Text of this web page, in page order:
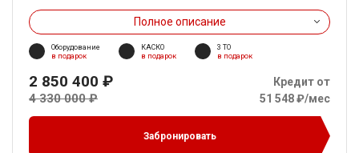
Полное описание
Оборудование
в подарок
КАСКО
в подарок
3 ТО
в подарок
2 850 400 ₽
4 330 000 ₽
Кредит от
51 548 ₽/мес
Забронировать